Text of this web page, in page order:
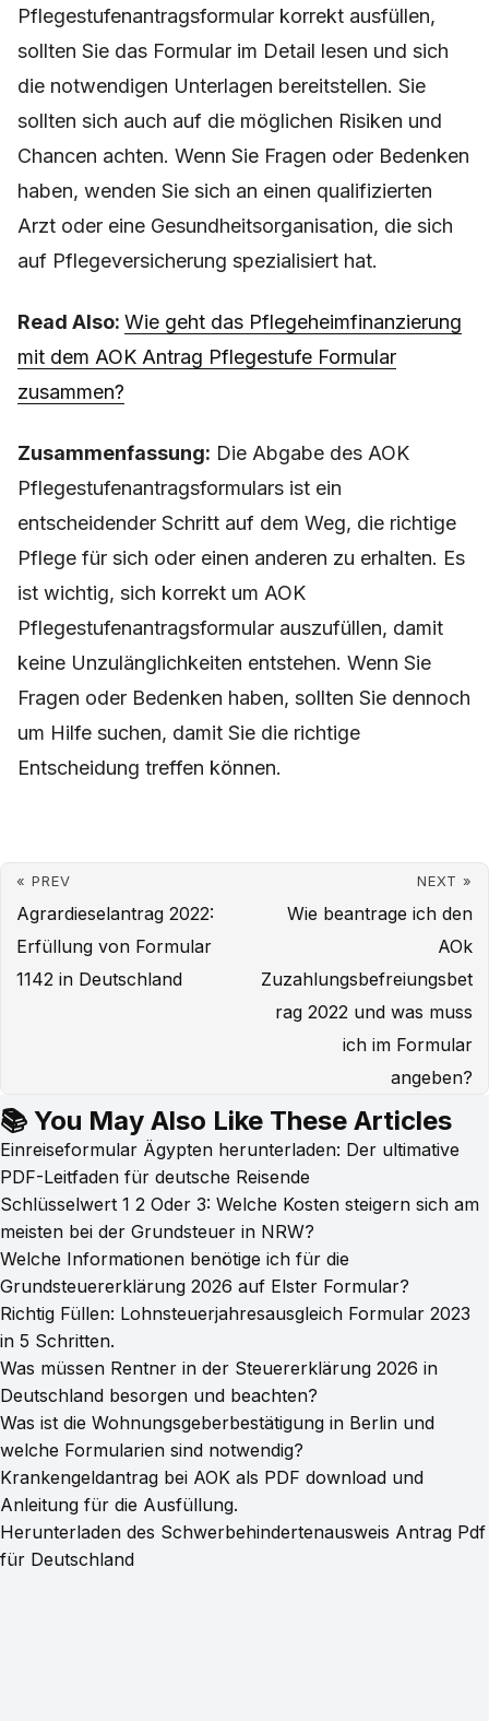
Pflegestufenantragsformular korrekt ausfüllen,
sollten Sie das Formular im Detail lesen und sich
die notwendigen Unterlagen bereitstellen. Sie
sollten sich auch auf die möglichen Risiken und
Chancen achten. Wenn Sie Fragen oder Bedenken
haben, wenden Sie sich an einen qualifizierten
Arzt oder eine Gesundheitsorganisation, die sich
auf Pflegeversicherung spezialisiert hat.
Read Also: Wie geht das Pflegeheimfinanzierung
mit dem AOK Antrag Pflegestufe Formular
zusammen?
Zusammenfassung: Die Abgabe des AOK
Pflegestufenantragsformulars ist ein
entscheidender Schritt auf dem Weg, die richtige
Pflege für sich oder einen anderen zu erhalten. Es
ist wichtig, sich korrekt um AOK
Pflegestufenantragsformular auszufüllen, damit
keine Unzulänglichkeiten entstehen. Wenn Sie
Fragen oder Bedenken haben, sollten Sie dennoch
um Hilfe suchen, damit Sie die richtige
Entscheidung treffen können.
« PREV
Agrardieselantrag 2022:
Erfüllung von Formular
1142 in Deutschland
NEXT »
Wie beantrage ich den
AOk
Zuzahlungsbefreiungsbet
rag 2022 und was muss
ich im Formular
angeben?
📚 You May Also Like These Articles
Einreiseformular Ägypten herunterladen: Der ultimative
PDF-Leitfaden für deutsche Reisende
Schlüsselwert 1 2 Oder 3: Welche Kosten steigern sich am
meisten bei der Grundsteuer in NRW?
Welche Informationen benötige ich für die
Grundsteuererklärung 2026 auf Elster Formular?
Richtig Füllen: Lohnsteuerjahresausgleich Formular 2023
in 5 Schritten.
Was müssen Rentner in der Steuererklärung 2026 in
Deutschland besorgen und beachten?
Was ist die Wohnungsgeberbestätigung in Berlin und
welche Formularien sind notwendig?
Krankengeldantrag bei AOK als PDF download und
Anleitung für die Ausfüllung.
Herunterladen des Schwerbehindertenausweis Antrag Pdf
für Deutschland